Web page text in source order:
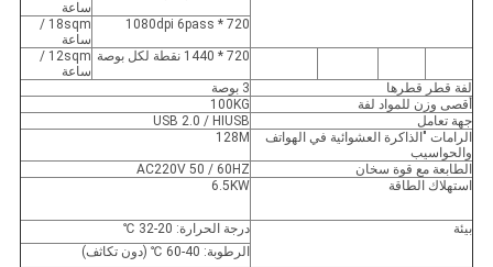
ساعة
720 * 1080dpi 6pass
18sqm /
ساعة
720 * 1440 نقطة لكل بوصة
12sqm /
ساعة
لفة قطر قطرها
3 بوصة
أقصى وزن للمواد لفة
100KG
جهة تعامل
USB 2.0 / HIUSB
الرامات "الذاكرة العشوائية في الهواتف
والحواسيب
128M
الطابعة مع قوة سخان
AC220V 50 / 60HZ
استهلاك الطاقة
6.5KW
بيئة
درجة الحرارة: 20-32 ℃
الرطوبة: 40-60 ℃ (دون تكاثف)